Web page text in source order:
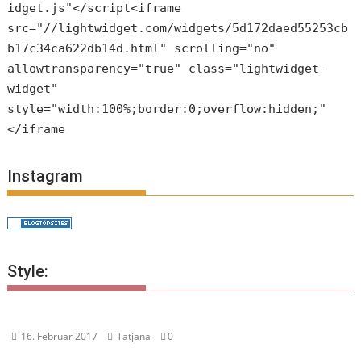
idget.js"</script<iframe
src="//lightwidget.com/widgets/5d172daed55253cb
b17c34ca622db14d.html" scrolling="no"
allowtransparency="true" class="lightwidget-
widget"
style="width:100%;border:0;overflow:hidden;"
</iframe
Instagram
Style:
16. Februar 2017 Tatjana 0